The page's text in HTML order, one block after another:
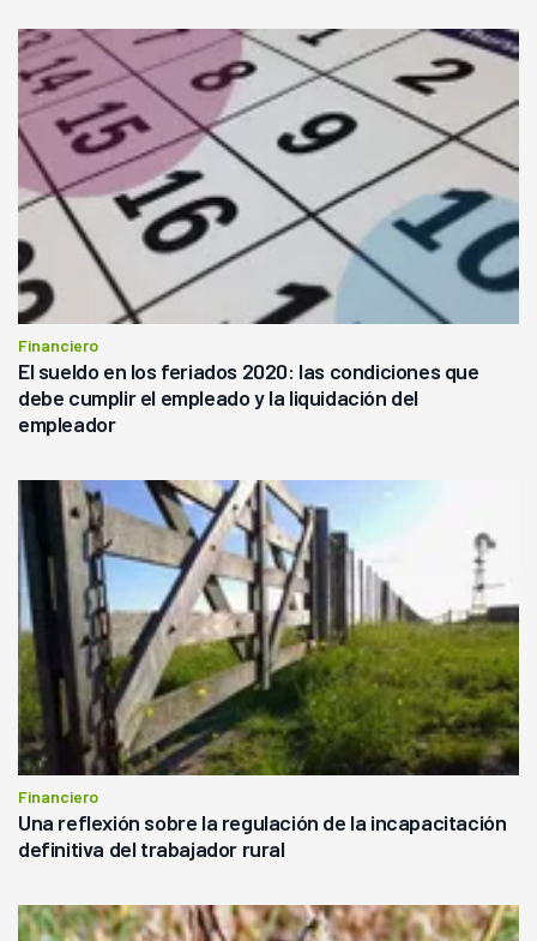
Financiero
El sueldo en los feriados 2020: las condiciones que
debe cumplir el empleado y la liquidación del
empleador
Financiero
Una reflexión sobre la regulación de la incapacitación
definitiva del trabajador rural